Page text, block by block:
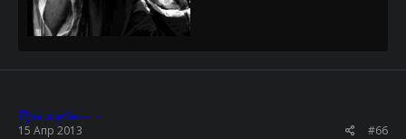
Прискорбно.-_-
15 Апр 2013 #66